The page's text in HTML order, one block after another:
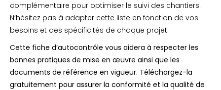
complémentaire pour optimiser le suivi des chantiers.
N’hésitez pas à adapter cette liste en fonction de vos
besoins et des spécificités de chaque projet.
Cette fiche d’autocontrôle vous aidera à respecter les
bonnes pratiques de mise en œuvre ainsi que les
documents de référence en vigueur. Téléchargez-la
gratuitement pour assurer la conformité et la qualité de